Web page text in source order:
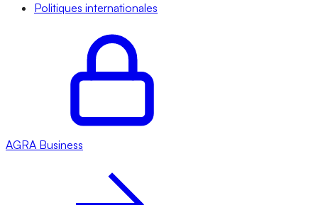
Politiques internationales
AGRA Business